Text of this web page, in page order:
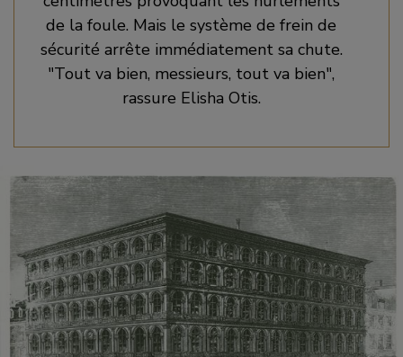
de la foule. Mais le système de frein de
sécurité arrête immédiatement sa chute.
"Tout va bien, messieurs, tout va bien",
rassure Elisha Otis.